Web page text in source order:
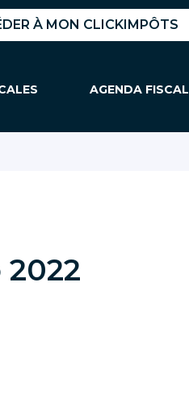
À MON CLICKIMPÔTS
AGENDA FISCAL